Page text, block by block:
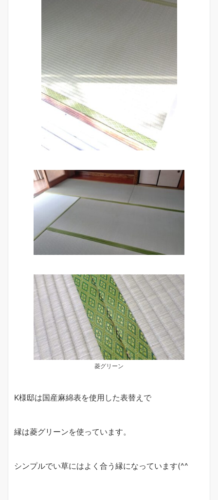
菱グリーン
K様邸は国産麻綿表を使用した表替えで
縁は菱グリーンを使っています。
シンプルでい草にはよく合う縁になっています(^^